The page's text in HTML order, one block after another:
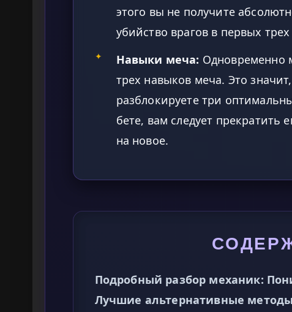
этого вы не получите
убийство врагов в первых трех
✦ Навыки меча: Одновременно
трех навыков меча. Это
разблокируете три
бете, вам следует прекратить
на новое.
Подробный разбор механик:
Лучшие альтернативные